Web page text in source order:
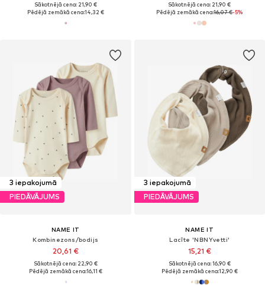
Sākotnējā cena: 21,90 €
Pēdējā zemākā cena:14,32 €
Sākotnējā cena: 21,90 €
Pēdējā zemākā cena:16,07 €-5%
3 iepakojumā
PIEDĀVĀJUMS
NAME IT
Kombinezons/bodijs
20,61 €
Sākotnējā cena: 22,90 €
Pēdējā zemākā cena:16,11 €
3 iepakojumā
PIEDĀVĀJUMS
NAME IT
Lacīte 'NBNYvetti'
15,21 €
Sākotnējā cena: 16,90 €
Pēdējā zemākā cena:12,90 €